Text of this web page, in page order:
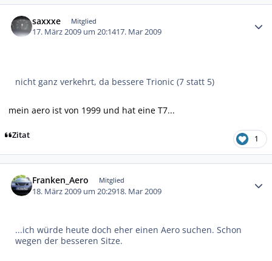
saxxxe Mitglied
17. März 2009 um 20:1417. Mar 2009
nicht ganz verkehrt, da bessere Trionic (7 statt 5)
mein aero ist von 1999 und hat eine T7...
Zitat 1
Franken_Aero Mitglied
18. März 2009 um 20:2918. Mar 2009
...ich würde heute doch eher einen Aero suchen. Schon
wegen der besseren Sitze.